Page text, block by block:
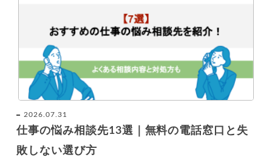
2026.07.31
仕事の悩み相談先13選｜無料の電話窓口と失
敗しない選び方